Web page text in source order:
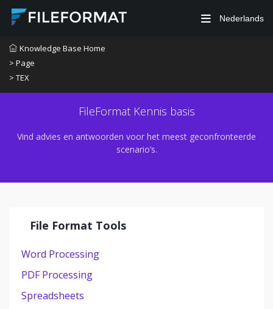
Nederlands
Knowledge Base Home
> Page
> TEX
FileFormat Kennis basis
Vind advies en antwoorden voor het meest geconfronteerde
scenario’s.
File Format Tools
Word Processing
PDF Processing
Spreadsheets